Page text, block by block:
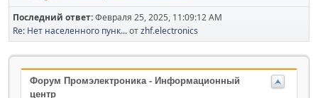
Последний ответ:Февраля 25, 2025, 11:09:12 AM
Re: Нет населенного пунк...отzhf.electronics
Форум Промэлектроника - Информационный
центр